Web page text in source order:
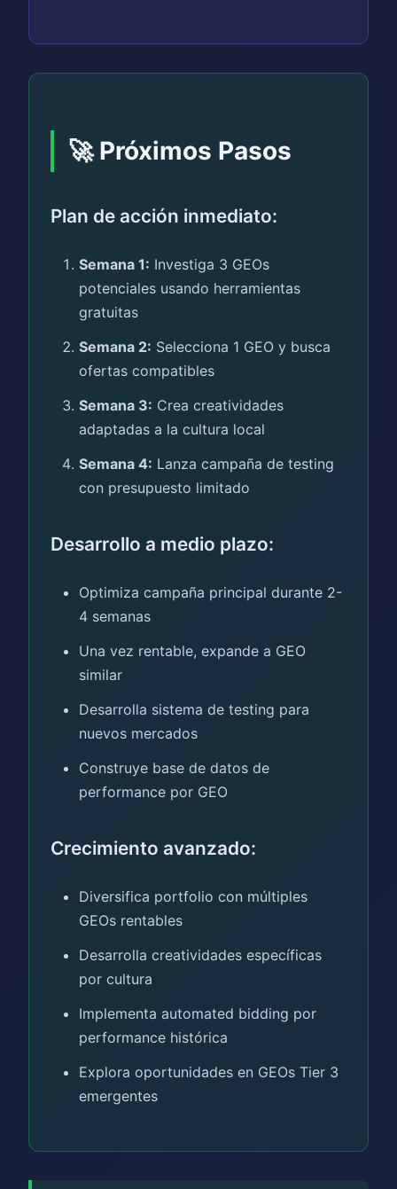
🚀 Próximos Pasos
Plan de acción inmediato:
Semana 1: Investiga 3 GEOs
potenciales usando herramientas
gratuitas
Semana 2: Selecciona 1 GEO y busca
ofertas compatibles
Semana 3: Crea creatividades
adaptadas a la cultura local
Semana 4: Lanza campaña de testing
con presupuesto limitado
Desarrollo a medio plazo:
Optimiza campaña principal durante 2-
4 semanas
Una vez rentable, expande a GEO
similar
Desarrolla sistema de testing para
nuevos mercados
Construye base de datos de
performance por GEO
Crecimiento avanzado:
Diversifica portfolio con múltiples
GEOs rentables
Desarrolla creatividades específicas
por cultura
Implementa automated bidding por
performance histórica
Explora oportunidades en GEOs Tier 3
emergentes